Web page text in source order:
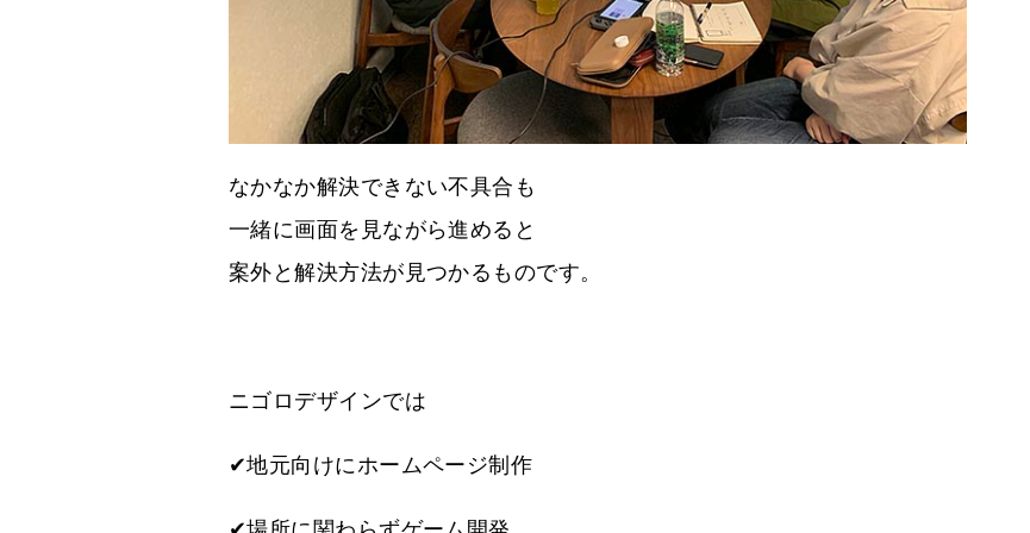
なかなか解決できない不具合も
一緒に画面を見ながら進めると
案外と解決方法が見つかるものです。
ニゴロデザインでは
✔地元向けにホームページ制作